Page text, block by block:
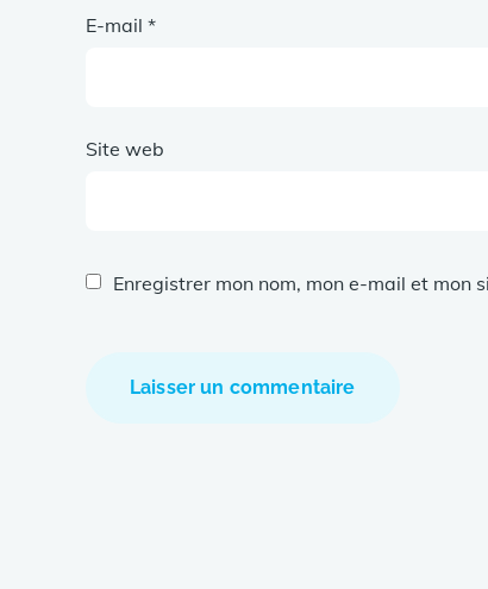
E-mail *
Site web
Enregistrer mon nom, mon e-mail et mon